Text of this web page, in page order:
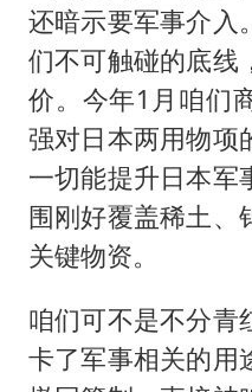
还暗示要军事介入
们不可触碰的底线
价。今年1月咱们
强对日本两用物项
一切能提升日本军
围刚好覆盖稀土、
关键物资。
咱们可不是不分青
卡了军事相关的用